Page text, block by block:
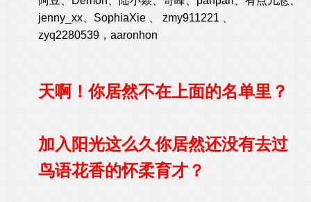
jenny_xx、SophiaXie 、 zmy911221 、
zyq2280539，aaronhon
天啊！你居然不在上面的名单里？
加入阳光这么久你居然还没有去过
鸟语花香的怀柔育才？